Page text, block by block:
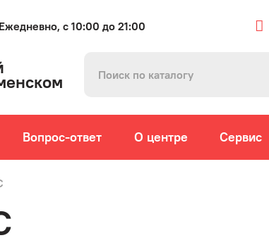
Ежедневно, с 10:00 до 21:00
Вопрос-ответ О центре Сервис